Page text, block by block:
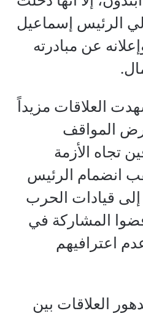
الرئيس إسماعيل
عن مبادرته
العلاقات مزيداً
المواقف
تجاه الأزمة
انضمام الرئيس
قيادات الحرب
المشاركة في
اعترافيهم
العلاقات بين